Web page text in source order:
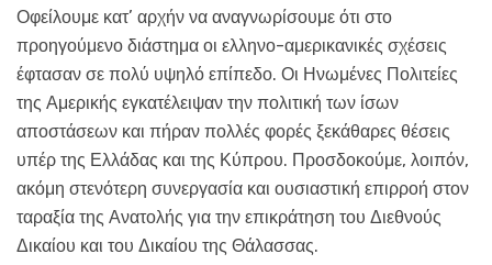
Οφείλουμε κατ’ αρχήν να αναγνωρίσουμε ότι στο
προηγούμενο διάστημα οι ελληνο-αμερικανικές σχέσεις
έφτασαν σε πολύ υψηλό επίπεδο. Οι Ηνωμένες Πολιτείες
της Αμερικής εγκατέλειψαν την πολιτική των ίσων
αποστάσεων και πήραν πολλές φορές ξεκάθαρες θέσεις
υπέρ της Ελλάδας και της Κύπρου. Προσδοκούμε, λοιπόν,
ακόμη στενότερη συνεργασία και ουσιαστική επιρροή στον
ταραξία της Ανατολής για την επικράτηση του Διεθνούς
Δικαίου και του Δικαίου της Θάλασσας.